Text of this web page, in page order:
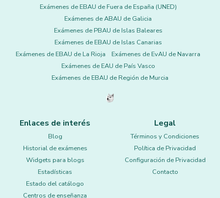
Exámenes de EBAU de Fuera de España (UNED)
Exámenes de ABAU de Galicia
Exámenes de PBAU de Islas Baleares
Exámenes de EBAU de Islas Canarias
Exámenes de EBAU de La Rioja
Exámenes de EvAU de Navarra
Exámenes de EAU de País Vasco
Exámenes de EBAU de Región de Murcia
Enlaces de interés
Blog
Historial de exámenes
Widgets para blogs
Estadísticas
Estado del catálogo
Centros de enseñanza
Legal
Términos y Condiciones
Política de Privacidad
Configuración de Privacidad
Contacto